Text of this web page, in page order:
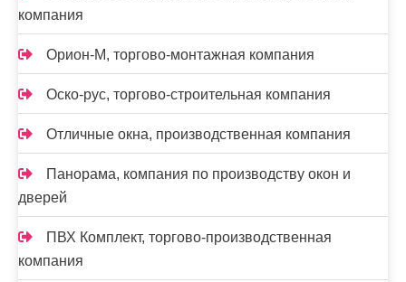
компания
Орион-М, торгово-монтажная компания
Оско-рус, торгово-строительная компания
Отличные окна, производственная компания
Панорама, компания по производству окон и
дверей
ПВХ Комплект, торгово-производственная
компания